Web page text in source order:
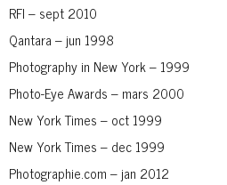
RFI – sept 2010
Qantara – jun 1998
Photography in New York – 1999
Photo-Eye Awards – mars 2000
New York Times – oct 1999
New York Times – dec 1999
Photographie.com – jan 2012